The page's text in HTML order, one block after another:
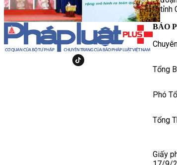
tỉnh
BÁO
Tổng
Phó
Tổng
Giấy